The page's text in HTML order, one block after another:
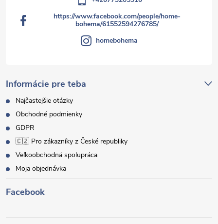
Informácie pre teba
Najčastejšie otázky
Obchodné podmienky
GDPR
🇨🇿 Pro zákazníky z České republiky
Veľkoobchodná spolupráca
Moja objednávka
https://www.facebook.com/people/home-
bohema/61552594276785/
homebohema
Facebook